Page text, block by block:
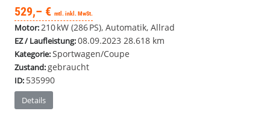
529,– € mtl. inkl. MwSt.
Motor:210 kW (286 PS), Automatik, Allrad
EZ / Laufleistung:08.09.2023 28.618 km
Kategorie:Sportwagen/Coupe
Zustand:gebraucht
ID: 535990
Details